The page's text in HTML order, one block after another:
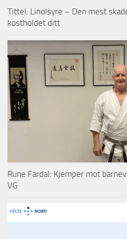
Tittel: Linolsyre – Den mest
kostholdet ditt
Rune Fardal: Kjemper mot
VG